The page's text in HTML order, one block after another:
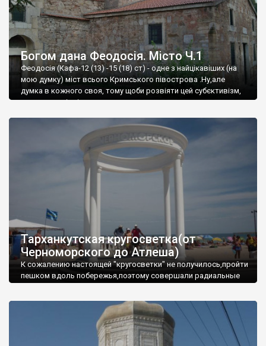
Богом дана Феодосія. Місто Ч.1
Феодосія (Кафа-12 (13) -15 (18) ст) - одне з найцікавіших (на
мою думку) міст всього Кримського півострова .Ну,але
думка в кожного своя, тому щоби розвіяти цей субєктивізм,
запрошую відвідати це
Тарханкутская кругосветка(от
Черноморского до Атлеша)
К сожалению настоящей "кругосветки" не получилось,пройти
пешком вдоль побережья,поэтому совершали радиальные